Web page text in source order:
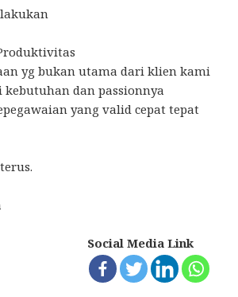
yg bukan utama dari klien kami
kebutuhan dan passionnya
yang valid cepat tepat
Social Media Link